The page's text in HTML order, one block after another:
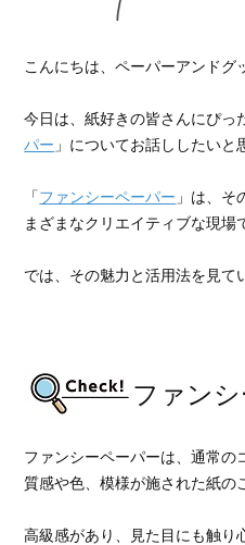
こんにちは、ペーパーアンドグ
今日は、紙好きの皆さんにぴっ
パー 」についてお話ししたいと
「ファンシーペーパー 」は、そ
まざまなクリエイティブな現場
では、その魅力と活用法を見て
ファン
ファンシーペーパーは、通常の
質感や色、模様が施された紙の
高級感があり、見た目にも触り